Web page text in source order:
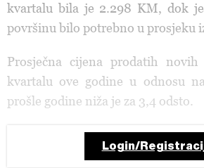
kvartalu bila je 2.298 KM, dok
površinu bilo potrebno u prosjeku
Prosječna cijena prodatih
kvartalu ove godine u odnosu
prošle godine niža je za 3,4 odsto.
Login/